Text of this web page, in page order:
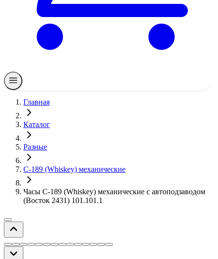
Главная
Каталог
Разные
С-189 (Whiskey) механические
Часы С-189 (Whiskey) механические с автоподзаводом
(Восток 2431) 101.101.1